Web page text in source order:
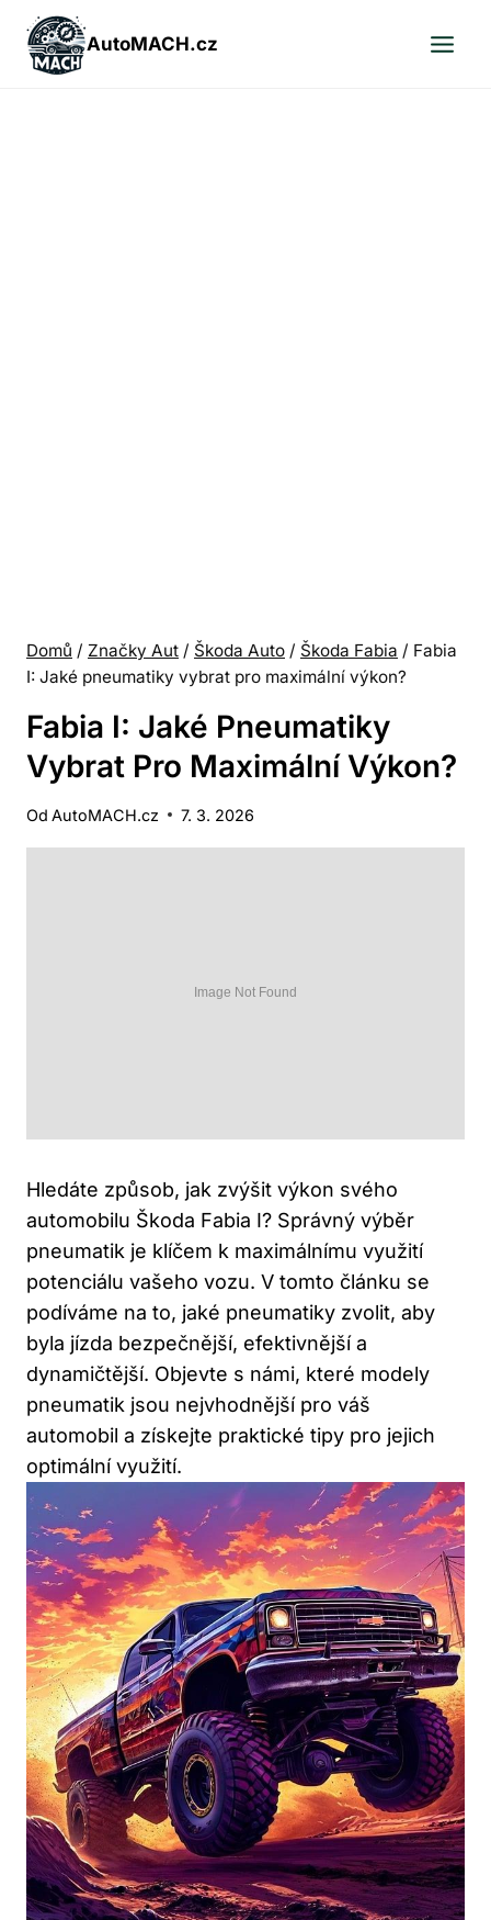
Přeskočit
obsah
AutoMACH.cz
Domů / Značky Aut / Škoda Auto / Škoda Fabia / Fabia
I: Jaké pneumatiky vybrat pro maximální výkon?
Fabia I: Jaké Pneumatiky
Vybrat Pro Maximální Výkon?
Od AutoMACH.cz 7. 3. 2026
Hledáte způsob, jak zvýšit výkon svého
automobilu Škoda Fabia I? Správný výběr
pneumatik je klíčem k maximálnímu využití
potenciálu vašeho vozu. V tomto článku se
podíváme na to, jaké pneumatiky zvolit, aby
byla jízda bezpečnější, efektivnější a
dynamičtější. Objevte s námi, které modely
pneumatik jsou nejvhodnější pro váš
automobil a získejte praktické tipy pro jejich
optimální využití.